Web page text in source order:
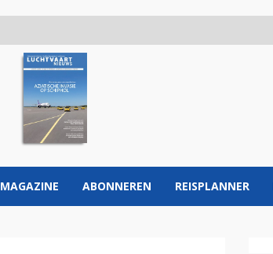
MAGAZINE ABONNEREN REISPLANNER